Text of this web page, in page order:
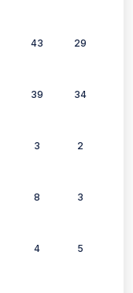
43 29
39 34
3 2
8 3
4 5